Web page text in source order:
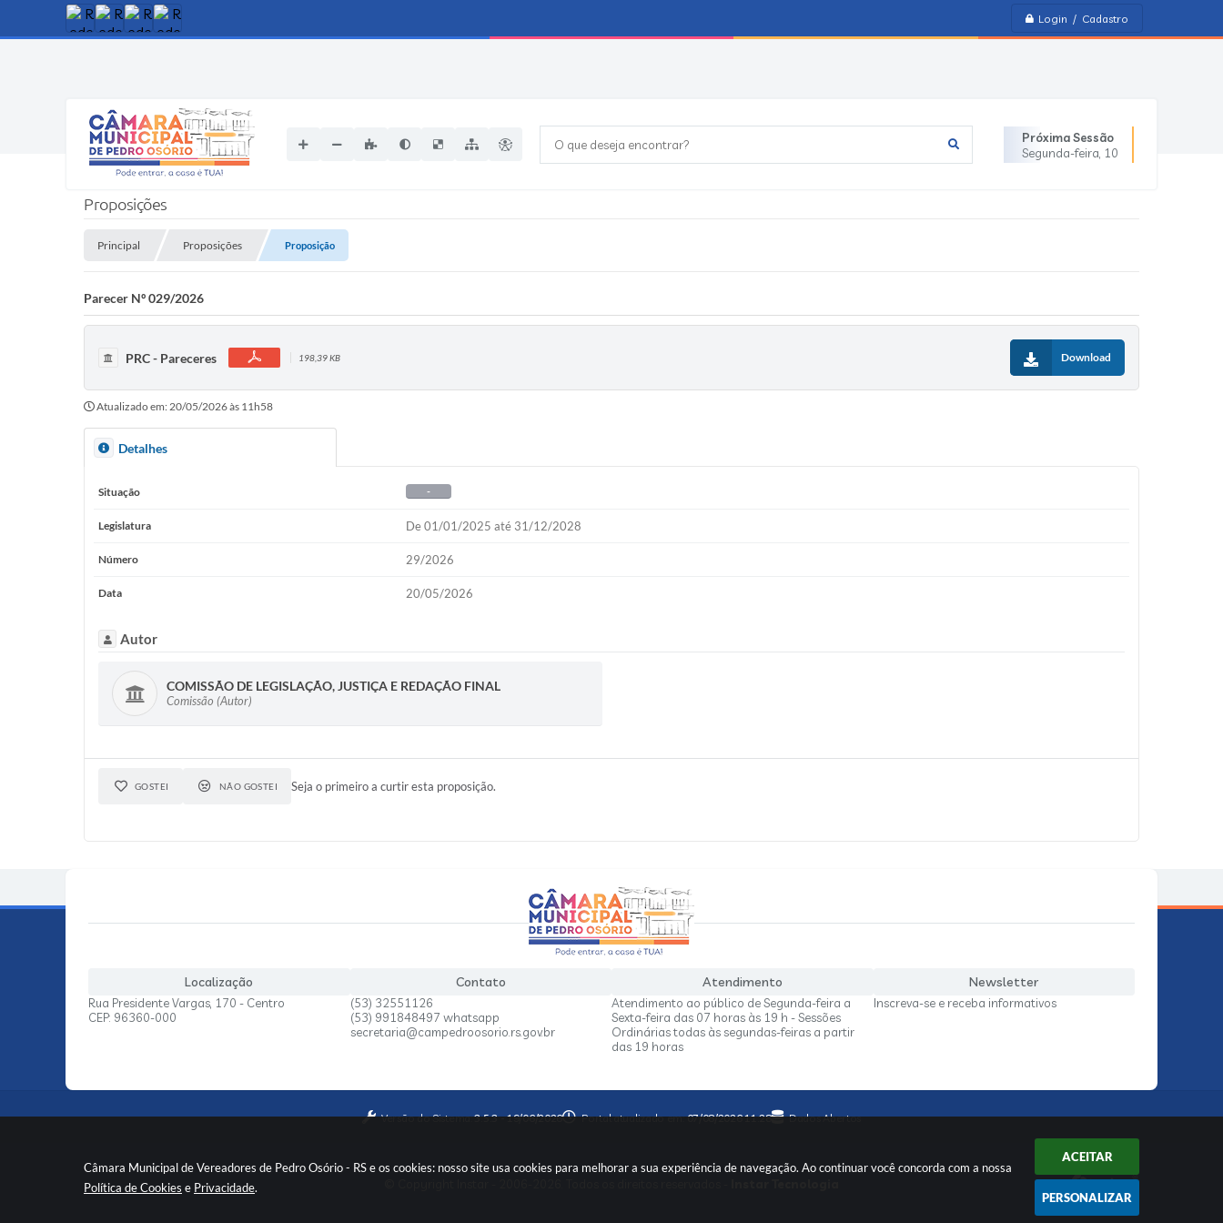
Câmara Municipal de Vereadores de Pedro Osório - RS e os cookies: nosso site usa cookies para melhorar a sua experiência de navegação. Ao continuar você concorda com a nossa
Política de Cookies e Privacidade.
ACEITAR
PERSONALIZAR
Login / Cadastro
O que deseja encontrar?
Próxima Sessão
Segunda-feira 10
Proposições
Principal Proposições Proposição
Parecer Nº 029/2026
PRC - Pareceres 198,39 KB Download
Atualizado em: 20/05/2026 às 11h58
Detalhes
Situação -
Legislatura De 01/01/2025 até 31/12/2028
Número 29/2026
Data 20/05/2026
Autor
COMISSÃO DE LEGISLAÇÃO, JUSTIÇA E REDAÇÃO FINAL
Comissão (Autor)
GOSTEI NÃO GOSTEI Seja o primeiro a curtir esta proposição.
Localização
Rua Presidente Vargas, 170 - Centro
CEP: 96360-000
Contato
(53) 32551126
(53) 991848497 whatsapp
secretaria@campedroosorio.rs.gov.br
Atendimento
Atendimento ao público de Segunda-feira a
Sexta-feira das 07 horas às 19 h - Sessões
Ordinárias todas às segundas-feiras a partir
das 19 horas
Newsletter
Inscreva-se e receba informativos
Versão do Sistema:3.5.3 - 19/06/2026 Portal atualizado em:07/08/2026 11:28 Dados Abertos